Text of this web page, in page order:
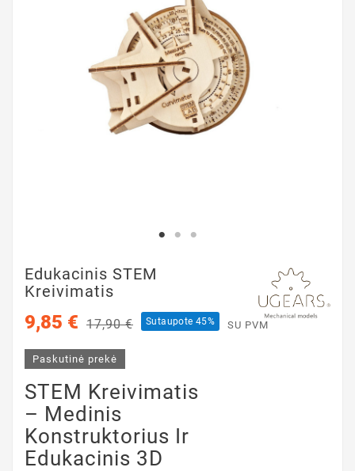
Edukacinis STEM
Kreivimatis
9,85 € 17,90 € Sutaupote 45% SU PVM
Paskutinė prekė
STEM Kreivimatis
– Medinis
Konstruktorius Ir
Edukacinis 3D